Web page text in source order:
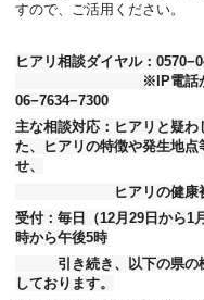
すので、ご活用ください。
ヒアリ相談ダイヤル：
※IP電話か
06−7634−7300
主な相談対応：ヒアリと疑わ
た、ヒアリの特徴や発生地点
せ、
ヒアリの健康被害
受付：毎日（12月29日から1
時から午後5時
引き続き、以下の県の機
しております。